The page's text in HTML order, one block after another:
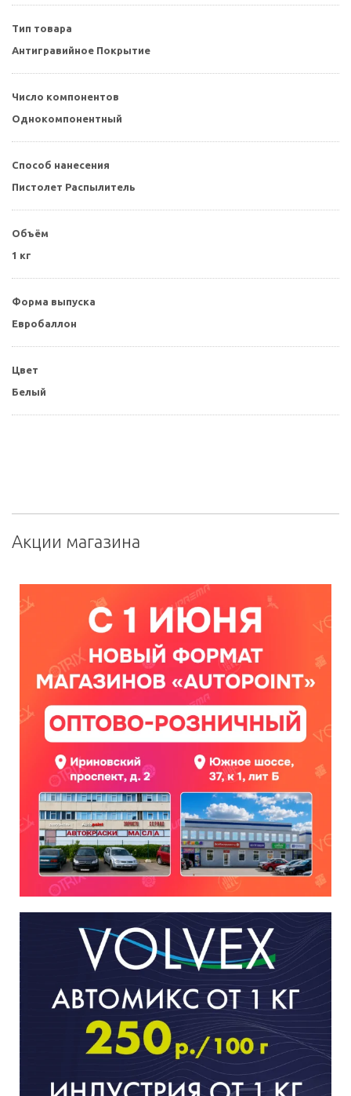
Тип товара
Антигравийное Покрытие
Число компонентов
Однокомпонентный
Способ нанесения
Пистолет Распылитель
Объём
1 кг
Форма выпуска
Евробаллон
Цвет
Белый
Акции магазина